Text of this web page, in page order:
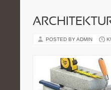
POSTED BY ADMIN